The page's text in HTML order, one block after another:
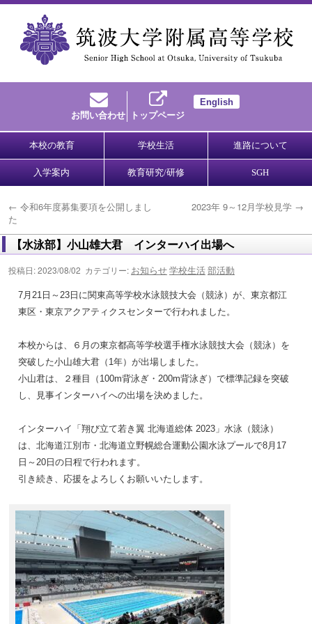
お問い合わせ トップページ
English
本校の教育 学校生活 進路について
入学案内 教育研究/研修 SGH
← 令和6年度募集要項を公開しまし
た
2023年 9～12月学校見学 →
【水泳部】小山雄大君 インターハイ出場へ
投稿日: 2023/08/02 カテゴリー: お知らせ学校生活部活動
7月21日～23日に関東高等学校水泳競技大会（競泳）が、東京都江
東区・東京アクアティクスセンターで行われました。
本校からは、６月の東京都高等学校選手権水泳競技大会（競泳）を
突破した小山雄大君（1年）が出場しました。
小山君は、２種目（100m背泳ぎ・200m背泳ぎ）で標準記録を突破
し、見事インターハイへの出場を決めました。
インターハイ「翔び立て若き翼 北海道総体 2023」水泳（競泳）
は、北海道江別市・北海道立野幌総合運動公園水泳プールで8月17
日～20日の日程で行われます。
引き続き、応援をよろしくお願いいたします。